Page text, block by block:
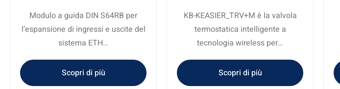
Modulo a guida DIN S64RB per
l’espansione di ingressi e uscite del
sistema ETH…
Scopri di più
KB-KEASIER_TRV+M è la valvola
termostatica intelligente a
tecnologia wireless per…
Scopri di più